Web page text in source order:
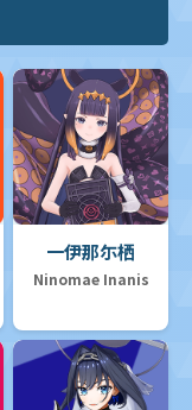
一伊那尓栖
Ninomae Inanis